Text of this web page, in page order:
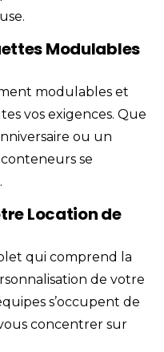
Modulables
modulables et
vos exigences. Que
ou un
se
Location de
qui comprend la
de votre
s’occupent de
concentrer sur